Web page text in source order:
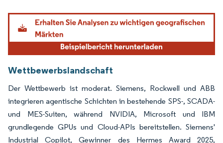
Bild © Mordor Intelligence. Wiederverwendung erfordert Namensnennung gemäß
Wettbewerbslandschaft
Der Wettbewerb ist moderat. Siemens, Rockwell und ABB
integrieren agentische Schichten in bestehende SPS-, SCADA-
und MES-Suiten, während NVIDIA, Microsoft und IBM
grundlegende GPUs und Cloud-APIs bereitstellen. Siemens'
Industrial Copilot, Gewinner des Hermes Award 2025,